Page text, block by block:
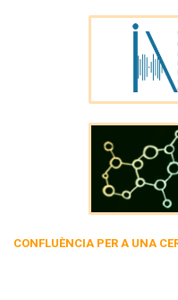
CONFLUÈNCIA PER A UNA